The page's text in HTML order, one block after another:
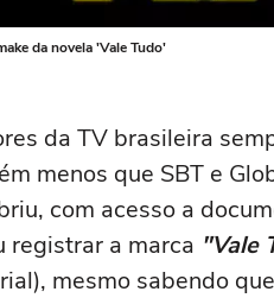
da novela 'Vale Tudo'
da TV brasileira
menos que SBT e
com acesso a
registrar a marca "Vale
mesmo sabendo